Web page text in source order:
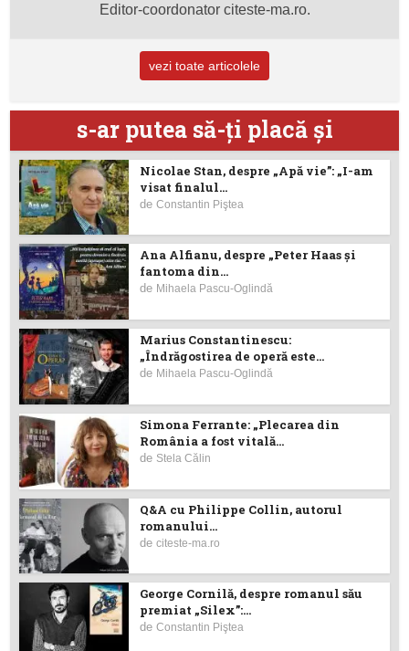
Editor-coordonator citeste-ma.ro.
vezi toate articolele
s-ar putea să-ţi placă şi
Nicolae Stan, despre „Apă vie”: „I-am
visat finalul...
deConstantin Piştea
Ana Alfianu, despre „Peter Haas și
fantoma din...
de Mihaela Pascu-Oglindă
Marius Constantinescu:
„Îndrăgostirea de operă este...
de Mihaela Pascu-Oglindă
Simona Ferrante: „Plecarea din
România a fost vitală...
de Stela Călin
Q&A cu Philippe Collin, autorul
romanului...
deciteste-ma.ro
George Cornilă, despre romanul său
premiat „Silex”:...
deConstantin Piştea